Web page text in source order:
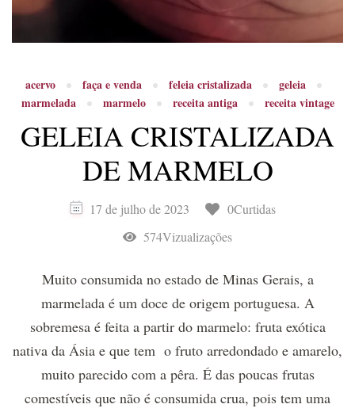
acervo faça e venda feleia cristalizada
geleia
marmelada
marmelo receita antiga receita vintage
GELEIA CRISTALIZADA
DE MARMELO
17 de julho de 2023
0Curtidas
574Vizualizações
Muito consumida no estado de Minas Gerais, a
marmelada é um doce de origem portuguesa. A
sobremesa é feita a partir do marmelo: fruta exótica
nativa da Ásia e que tem o fruto arredondado e amarelo,
muito parecido com a pêra. É das poucas frutas
comestíveis que não é consumida crua, pois tem uma